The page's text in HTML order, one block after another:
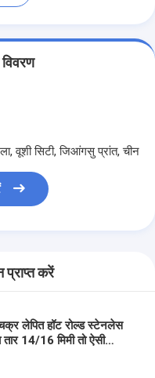
वूशी सिटी, जिआंगसु प्रांत, चीन
प्राप्त करें
लेपित हॉट रोल्ड स्टेनलेस
14/16 मिमी तो ऐसी